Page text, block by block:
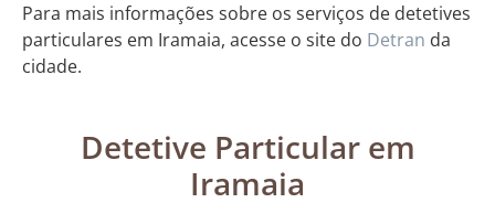
Para mais informações sobre os serviços de detetives
particulares em Iramaia, acesse o site do Detran da
cidade.
Detetive Particular em
Iramaia